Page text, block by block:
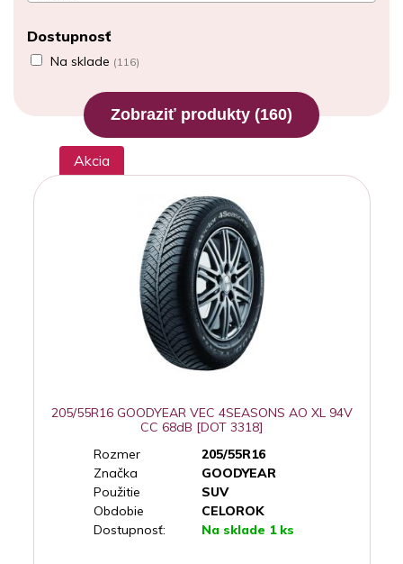
Dostupnosť
Na sklade (116)
Zobraziť produkty (160)
Akcia
205/55R16 GOODYEAR VEC 4SEASONS AO XL 94V
CC 68dB [DOT 3318]
Rozmer
205/55R16
Značka
GOODYEAR
Použitie
SUV
Obdobie
CELOROK
Dostupnosť:
Na sklade 1 ks